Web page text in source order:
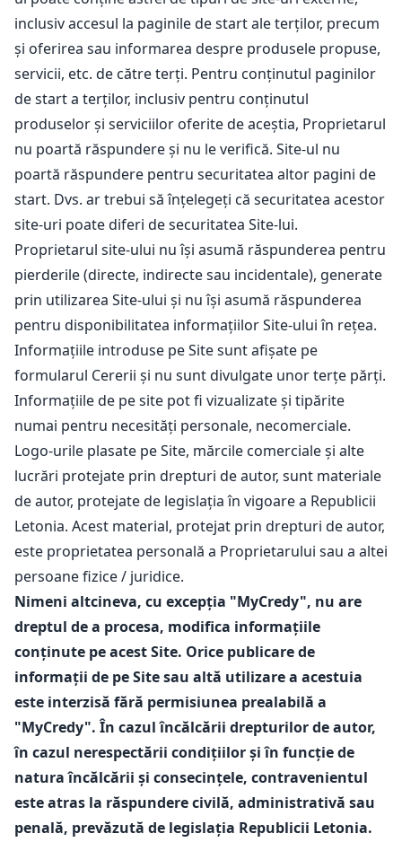
inclusiv accesul la paginile de start ale terților, precum
și oferirea sau informarea despre produsele propuse,
servicii, etc. de către terți. Pentru conținutul paginilor
de start a terților, inclusiv pentru conținutul
produselor și serviciilor oferite de aceștia, Proprietarul
nu poartă răspundere și nu le verifică. Site-ul nu
poartă răspundere pentru securitatea altor pagini de
start. Dvs. ar trebui să înțelegeți că securitatea acestor
site-uri poate diferi de securitatea Site-lui.
Proprietarul site-ului nu își asumă răspunderea pentru
pierderile (directe, indirecte sau incidentale), generate
prin utilizarea Site-ului și nu își asumă răspunderea
pentru disponibilitatea informațiilor Site-ului în rețea.
Informațiile introduse pe Site sunt afișate pe
formularul Cererii și nu sunt divulgate unor terțe părți.
Informațiile de pe site pot fi vizualizate și tipărite
numai pentru necesități personale, necomerciale.
Logo-urile plasate pe Site, mărcile comerciale și alte
lucrări protejate prin drepturi de autor, sunt materiale
de autor, protejate de legislația în vigoare a Republicii
Letonia. Acest material, protejat prin drepturi de autor,
este proprietatea personală a Proprietarului sau a altei
persoane fizice / juridice.
Nimeni altcineva, cu excepția "MyCredy", nu are
dreptul de a procesa, modifica informațiile
conținute pe acest Site. Orice publicare de
informații de pe Site sau altă utilizare a acestuia
este interzisă fără permisiunea prealabilă a
"MyCredy". În cazul încălcării drepturilor de autor,
în cazul nerespectării condițiilor și în funcție de
natura încălcării și consecințele, contravenientul
este atras la răspundere civilă, administrativă sau
penală, prevăzută de legislația Republicii Letonia.